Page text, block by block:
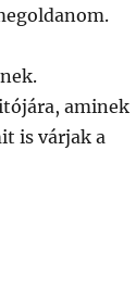
aminek
is várjak a